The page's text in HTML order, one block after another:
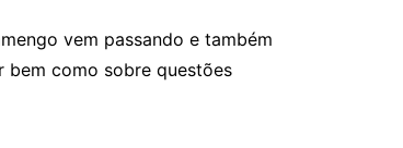
vem passando e também
como sobre questões